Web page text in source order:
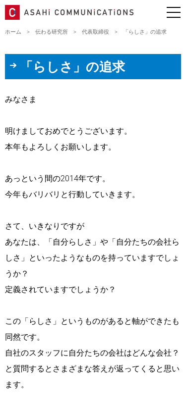
ホーム > 伝わる研究所 > 代表取締役 > 「らしさ」の追求
「らしさ」の追求
みなさま
明けましておめでとうございます。
本年もよろしくお願いします。
あっという間の2014年です。
今年もバリバリと行動していきます。
さて、いきなりですが
あなたは、「自分らしさ」や「自分たちの会社ら
しさ」といったようなものを持っていますでしょ
うか？
定義されていますでしょうか？
この「らしさ」というものがあると軸ができたも
同然です。
自社のスタッフに自分たちの会社はどんな会社？
と質問するとさまざまな答えが返ってくると思い
ます。